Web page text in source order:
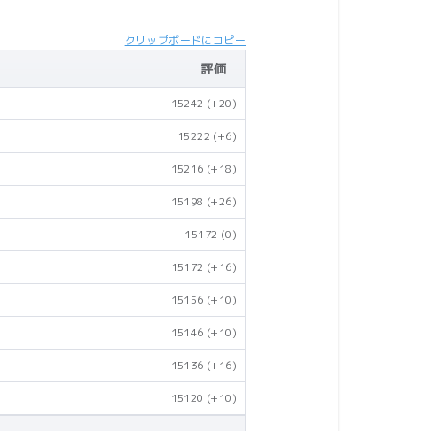
クリップボードにコピー
評価
15242 (+20)
15222 (+6)
15216 (+18)
15198 (+26)
15172 (0)
15172 (+16)
15156 (+10)
15146 (+10)
15136 (+16)
15120 (+10)